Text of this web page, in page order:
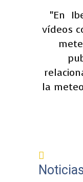
"En
vídeos
la